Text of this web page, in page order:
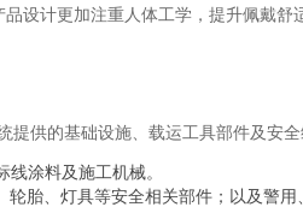
设计更加注重人体工学，提升佩戴
供的基础设施、载运工具部件及安全
涂料及施工机械。
胎、灯具等安全相关部件；以及警用